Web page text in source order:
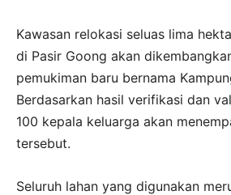
Kawasan relokasi seluas lima
di Pasir Goong akan
pemukiman baru bernama
Berdasarkan hasil verifikasi dan
100 kepala keluarga akan
tersebut.
Seluruh lahan yang digunakan